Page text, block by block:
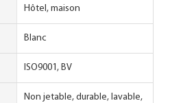
Hôtel, maison
Blanc
ISO9001, BV
Non jetable, durable, lavable,